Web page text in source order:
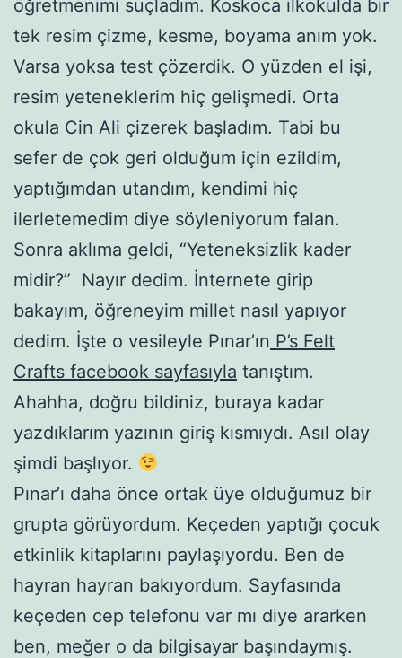
öğretmenimi suçladım. Koskoca ilkokulda bir
tek resim çizme, kesme, boyama anım yok.
Varsa yoksa test çözerdik. O yüzden el işi,
resim yeteneklerim hiç gelişmedi. Orta
okula Cin Ali çizerek başladım. Tabi bu
sefer de çok geri olduğum için ezildim,
yaptığımdan utandım, kendimi hiç
ilerletemedim diye söyleniyorum falan.
Sonra aklıma geldi, “Yeteneksizlik kader
midir?” Nayır dedim. İnternete girip
bakayım, öğreneyim millet nasıl yapıyor
dedim. İşte o vesileyle Pınar’ın P’s Felt
Crafts facebook sayfasıyla tanıştım.
Ahahha, doğru bildiniz, buraya kadar
yazdıklarım yazının giriş kısmıydı. Asıl olay
şimdi başlıyor.
Pınar’ı daha önce ortak üye olduğumuz bir
grupta görüyordum. Keçeden yaptığı çocuk
etkinlik kitaplarını paylaşıyordu. Ben de
hayran hayran bakıyordum. Sayfasında
keçeden cep telefonu var mı diye ararken
ben, meğer o da bilgisayar başındaymış.